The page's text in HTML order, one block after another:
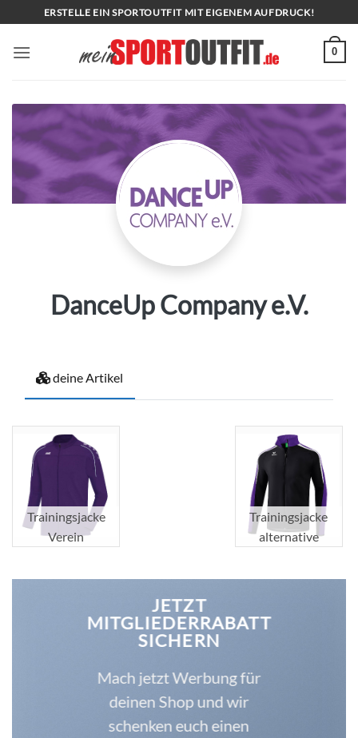
Inhalt
springen
ERSTELLE EIN SPORTOUTFIT MIT EIGENEM AUFDRUCK!
0
DanceUp Company e.V.
deine Artikel
Trainingsjacke
Verein
Trainingsjacke
alternative
JETZT
MITGLIEDERRABATT
SICHERN
Mach jetzt Werbung für
deinen Shop und wir
schenken euch einen